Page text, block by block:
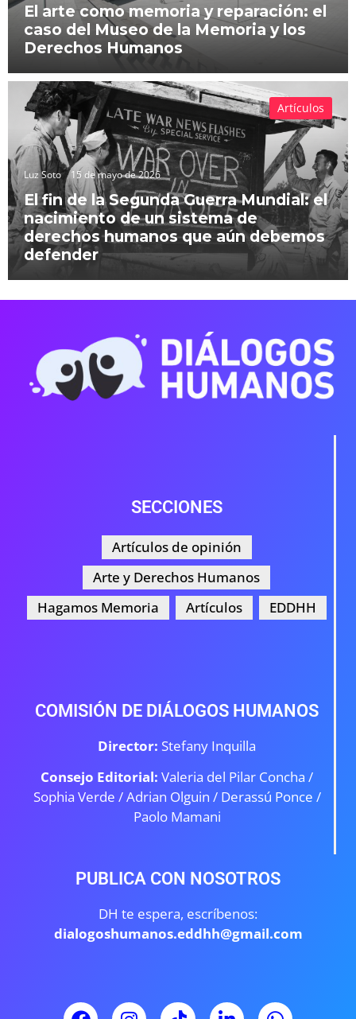
El arte como memoria y reparación: el
caso del Museo de la Memoria y los
Derechos Humanos
Luz Soto 15 de mayo de 2026
El fin de la Segunda Guerra Mundial: el
nacimiento de un sistema de
derechos humanos que aún debemos
defender
Artículos
SECCIONES
Artículos de opinión
Arte y Derechos Humanos
Hagamos Memoria
Artículos EDDHH
COMISIÓN DE DIÁLOGOS HUMANOS
Director: Stefany Inquilla
Consejo Editorial: Valeria del Pilar Concha /
Sophia Verde /Adrian Olguin / Derassú Ponce /
Paolo Mamani
PUBLICA CON NOSOTROS
DH te espera, escríbenos:
dialogoshumanos.eddhh@gmail.com